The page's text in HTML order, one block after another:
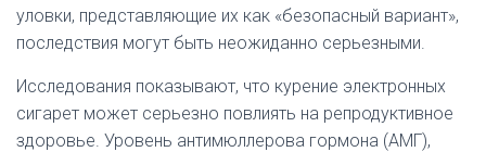
уловки, представляющие их как «безопасный вариант»,
последствия могут быть неожиданно серьезными.
Исследования показывают, что курение электронных
сигарет может серьезно повлиять на репродуктивное
здоровье. Уровень антимюллерова гормона (АМГ),